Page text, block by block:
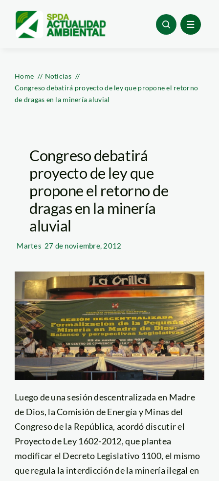
content
Home
Noticias
Congreso debatirá proyecto de ley que propone el retorno
de dragas en la minería aluvial
Congreso debatirá
proyecto de ley que
propone el retorno de
dragas en la minería
aluvial
Martes 27 de noviembre, 2012
Luego de una sesión descentralizada en Madre
de Dios, la Comisión de Energía y Minas del
Congreso de la República, acordó discutir el
Proyecto de Ley 1602-2012, que plantea
modificar el Decreto Legislativo 1100, el mismo
que regula la interdicción de la minería ilegal en